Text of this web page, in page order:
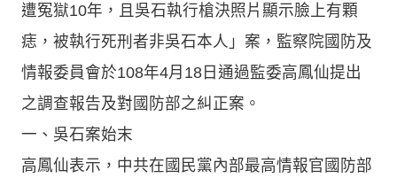
遭冤獄10年，且吳石執行槍決照片顯示臉上有顆
痣，被執行死刑者非吳石本人」案，監察院國防及
情報委員會於108年4月18日通過監委高鳳仙提出
之調查報告及對國防部之糾正案。
一、吳石案始末
高鳳仙表示，中共在國民黨內部最高情報官國防部